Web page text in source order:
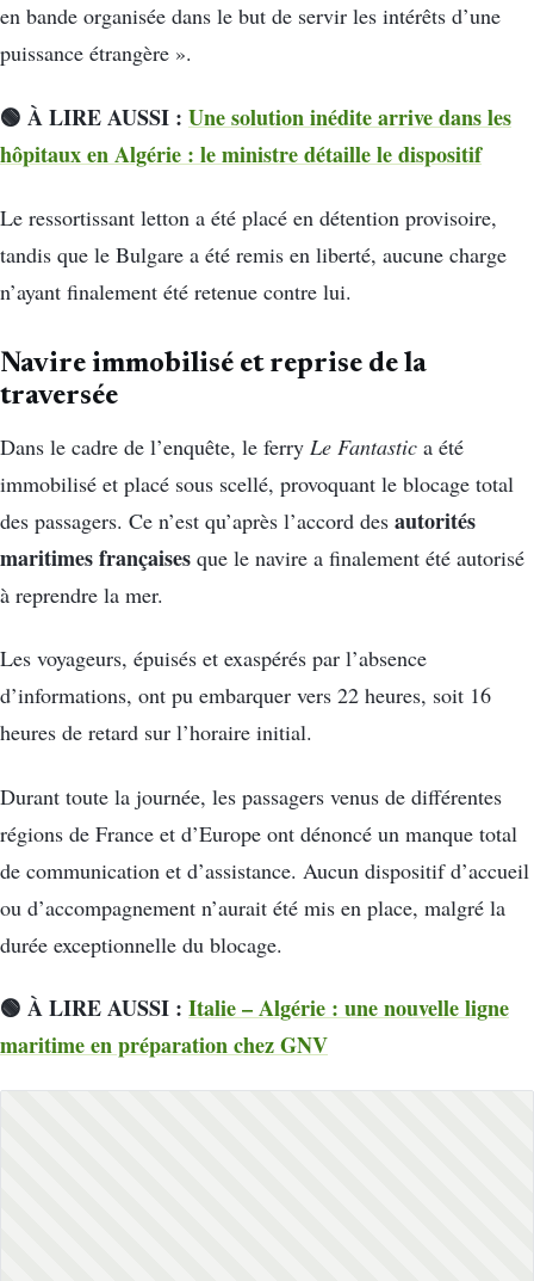
en bande organisée dans le but de servir les intérêts d’une
puissance étrangère ».
🟢 À LIRE AUSSI : Une solution inédite arrive dans les
hôpitaux en Algérie : le ministre détaille le dispositif
Le ressortissant letton a été placé en détention provisoire,
tandis que le Bulgare a été remis en liberté, aucune charge
n’ayant finalement été retenue contre lui.
Navire immobilisé et reprise de la
traversée
Dans le cadre de l’enquête, le ferry Le Fantastic a été
immobilisé et placé sous scellé, provoquant le blocage total
des passagers. Ce n’est qu’après l’accord des autorités
maritimes françaises que le navire a finalement été autorisé
à reprendre la mer.
Les voyageurs, épuisés et exaspérés par l’absence
d’informations, ont pu embarquer vers 22 heures, soit 16
heures de retard sur l’horaire initial.
Durant toute la journée, les passagers venus de différentes
régions de France et d’Europe ont dénoncé un manque total
de communication et d’assistance. Aucun dispositif d’accueil
ou d’accompagnement n’aurait été mis en place, malgré la
durée exceptionnelle du blocage.
🟢 À LIRE AUSSI : Italie – Algérie : une nouvelle ligne
maritime en préparation chez GNV